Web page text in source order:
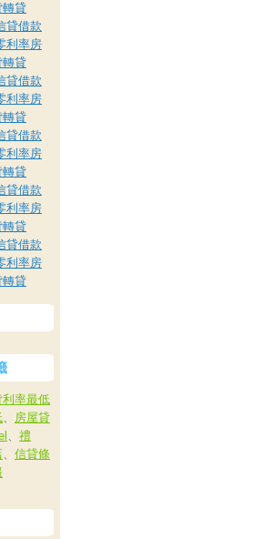
轉貸
貸借款
利率房
轉貸
貸借款
利率房
轉貸
貸借款
利率房
轉貸
貸借款
利率房
轉貸
貸借款
利率房
轉貸
利率最低
、 房屋貸
、 禮
、 信貸條